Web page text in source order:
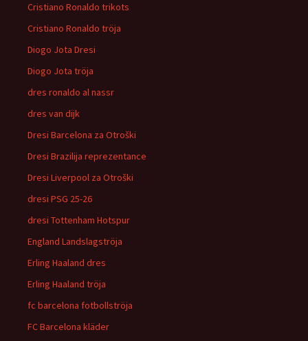
Cristiano Ronaldo trikots
Cristiano Ronaldo tröja
Diogo Jota Dresi
Diogo Jota tröja
dres ronaldo al nassr
dres van dijk
Dresi Barcelona za Otroški
Dresi Brazilija reprezentance
Dresi Liverpool za Otroški
dresi PSG 25-26
dresi Tottenham Hotspur
England Landslagströja
Erling Haaland dres
Erling Haaland tröja
fc barcelona fotbollströja
FC Barcelona kläder